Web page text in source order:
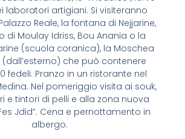
laboratori artigiani. Si visiteranno
Reale, la fontana di Nejjarine,
di Moulay Idriss, Bou Anania o la
(scuola coranica), la Moschea
(dall’esterno) che può contenere
fedeli. Pranzo in un ristorante nel
Nel pomeriggio visita ai souk,
e tintori di pelli e alla zona nuova
Jdid”. Cena e pernottamento in
albergo.